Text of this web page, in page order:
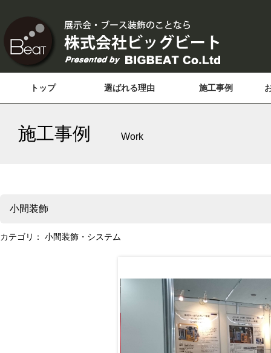
トップ 選ばれる理由 施工事例
施工事例 Work
小間装飾
カテゴリ： 小間装飾・システム